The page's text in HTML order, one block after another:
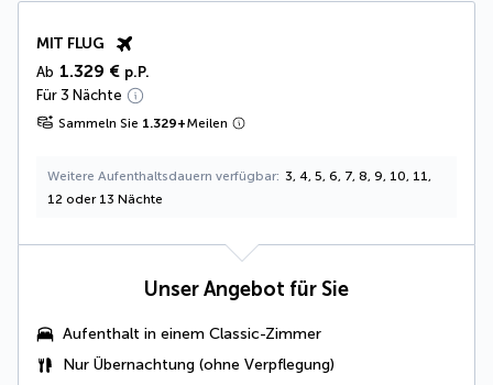
MIT FLUG
Ab 1.329 € p.P.
Für 3 Nächte
Sammeln Sie 1.329+Meilen
Weitere Aufenthaltsdauern verfügbar 3, 4, 5, 6, 7, 8, 9, 10, 11,
12 oder 13 Nächte
Unser Angebot für Sie
Aufenthalt in einem Classic-Zimmer
Nur Übernachtung (ohne Verpflegung)